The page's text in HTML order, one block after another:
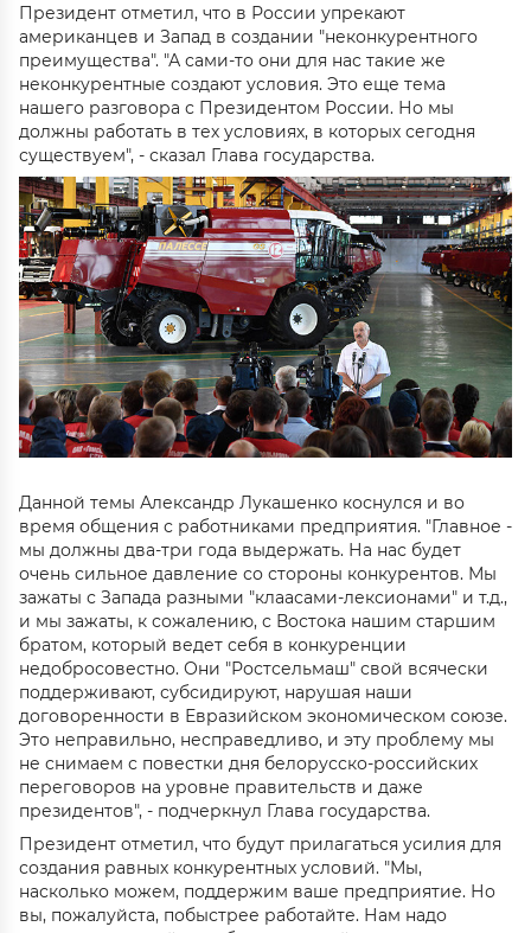
Президент отметил, что в России упрекают
американцев и Запад в создании "неконкурентного
преимущества". "А сами-то они для нас такие же
неконкурентные создают условия. Это еще тема
нашего разговора с Президентом России. Но мы
должны работать в тех условиях, в которых сегодня
существуем", - сказал Глава государства.
Данной темы Александр Лукашенко коснулся и во
время общения с работниками предприятия. "Главное -
мы должны два-три года выдержать. На нас будет
очень сильное давление со стороны конкурентов. Мы
зажаты с Запада разными "клаасами-лексионами" и т.д.,
и мы зажаты, к сожалению, с Востока нашим старшим
братом, который ведет себя в конкуренции
недобросовестно. Они "Ростсельмаш" свой всячески
поддерживают, субсидируют, нарушая наши
договоренности в Евразийском экономическом союзе.
Это неправильно, несправедливо, и эту проблему мы
не снимаем с повестки дня белорусско-российских
переговоров на уровне правительств и даже
президентов", - подчеркнул Глава государства.
Президент отметил, что будут прилагаться усилия для
создания равных конкурентных условий. "Мы,
насколько можем, поддержим ваше предприятие. Но
вы, пожалуйста, побыстрее работайте. Нам надо